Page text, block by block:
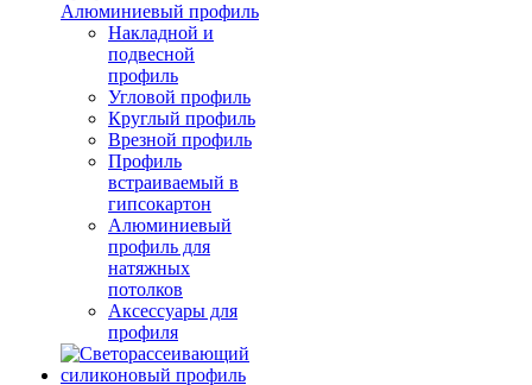
Алюминиевый профиль
Накладной и
подвесной
профиль
Угловой профиль
Круглый профиль
Врезной профиль
Профиль
встраиваемый в
гипсокартон
Алюминиевый
профиль для
натяжных
потолков
Аксессуары для
профиля